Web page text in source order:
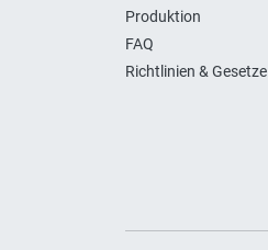
Produktion
FAQ
Richtlinien & Gesetze